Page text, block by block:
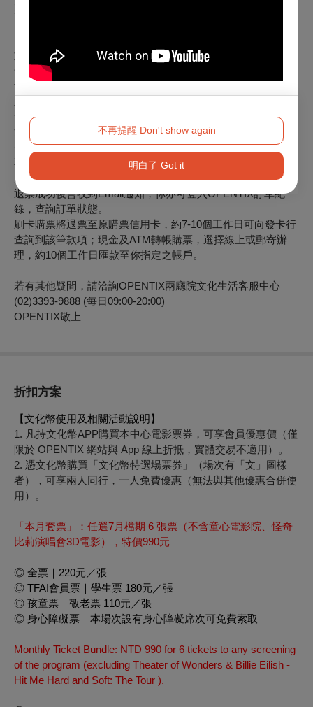
不再提醒 Don't show again
明白了 Got it
票票券。
如購票時使用文化幣或點數折抵，退票時，系統將退還折抵之
全額文化幣，並於扣除退票手續費後，優先退還點數，再將剩
餘款項退回。特別提醒，如退票時（含換、補票及因節目異動
之退票），抵用之文化幣、點數已逾使用效期，OPENTIX將
無法以任何形式進行返還、展延。
退票以票面金額為計算標準，取票所產生之郵寄費、超商服務
費，退票寄回郵資、選擇ATM轉帳付款產生之轉帳手續費等均
不屬於退票費用計算內。
原訂單如為線上購買或分銷點購買並有歸戶OPENTIX會員，
退票成功後會收到Email通知，你亦可登入OPENTIX訂單紀
錄，查詢訂單狀態。
刷卡購票將退票至原購票信用卡，約7-10個工作日可向發卡行
查詢到該筆款項；現金及ATM轉帳購票，選擇線上或郵寄辦
理，約10個工作日匯款至你指定之帳戶。
若有其他疑問，請洽詢OPENTIX兩廳院文化生活客服中心
(02)3393-9888 (每日09:00-20:00)
OPENTIX敬上
折扣方案
【文化幣使用及相關活動說明】
1. 凡持文化幣APP購買本中心電影票券，可享會員優惠價（僅
限於 OPENTIX 網站與 App 線上折抵，實體交易不適用）。
2. 憑文化幣購買「文化幣特選場票券」（場次有「文」圖樣
者），可享兩人同行，一人免費優惠（無法與其他優惠合併使
用）。
「本月套票」：任選7月檔期 6 張票（不含童心電影院、怪奇
比莉演唱會3D電影），特價990元
◎ 全票｜220元／張
◎ TFAI會員票｜學生票 180元／張
◎ 孩童票｜敬老票 110元／張
◎ 身心障礙票｜本場次設有身心障礙席次可免費索取
Monthly Ticket Bundle: NTD 990 for 6 tickets to any screening
of the program (excluding Theater of Wonders & Billie Eilish -
Hit Me Hard and Soft: The Tour ).